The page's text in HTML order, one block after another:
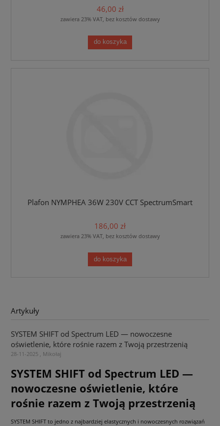
46,00 zł
zawiera 23% VAT, bez kosztów dostawy
do koszyka
Plafon NYMPHEA 36W 230V CCT SpectrumSmart
186,00 zł
zawiera 23% VAT, bez kosztów dostawy
do koszyka
Artykuły
SYSTEM SHIFT od Spectrum LED — nowoczesne
oświetlenie, które rośnie razem z Twoją przestrzenią
28-11-2025 , Mikołaj
SYSTEM SHIFT od Spectrum LED —
nowoczesne oświetlenie, które
rośnie razem z Twoją przestrzenią
SYSTEM SHIFT to jedno z najbardziej elastycznych i nowoczesnych rozwiązań